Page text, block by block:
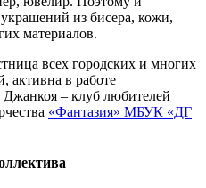
из бисера, кожи,
материалов.
всех городских и многих
активна в работе
Джанкоя – клуб любителей
«Фантазия» МБУК «ДГ